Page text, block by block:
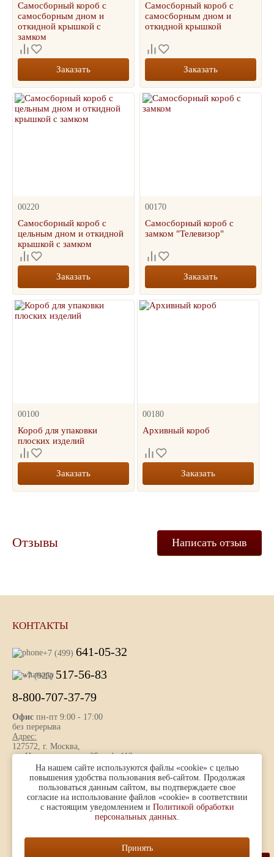
Самосборный короб с
самосборным дном и
откидной крышкой с
замком
Заказать
Самосборный короб с
самосборным дном и
откидной крышкой
Заказать
00220
Самосборный короб с
цельным дном и откидной
крышкой с замком
Заказать
00170
Самосборный короб с
замком "Телевизор"
Заказать
00100
Короб для упаковки
плоских изделий
Заказать
00180
Архивный короб
Заказать
Отзывы Написать отзыв
КОНТАКТЫ
+7 (499) 641-05-32
+7 (925) 517-56-83
8-800-707-37-79
Офис пн-пт 9:00 - 17:00
без перерыва
Адрес:
127572, г. Москва,
ул. Новгородская, д. 25 , оф. 112
Представленная на сайте информация носит ознакомительный
характер и не является публичной офертой, определяемой ст. 437
(2) ГК РФ.
© 1996 — 2026ООО «Контур-ПАК»
Разработка и продвижение
На нашем сайте используются файлы «cookie» с целью
повышения удобства пользования веб-сайтом. Продолжая
пользоваться данным сайтом, вы подтверждаете свое
согласие на использование файлов «cookie» в соответствии
с настоящим уведомлением и Политикой обработки
персональных данных.
Принять